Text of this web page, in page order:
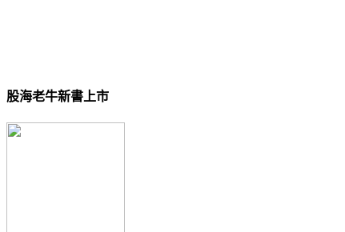
股海老牛新書上市